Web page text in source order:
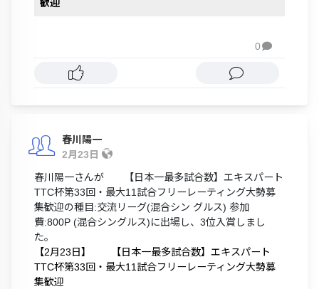
歓迎
0
春川陽一
2月23日
春川陽一さんが 【日本一最多試合数】エキスパート
TTC杯第33回・最大11試合フリーレーティング大勢募
集歓迎の種目:交流リーグ(混合シン グルス) 参加
費:800P (混合シングルス)に出場し、3位入賞しまし
た。
【2月23日】 【日本一最多試合数】エキスパート
TTC杯第33回・最大11試合フリーレーティング大勢募
集歓迎